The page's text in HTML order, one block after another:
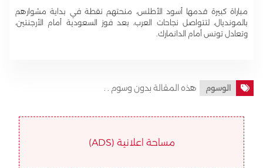
مباراة كبيرة قدمها أسود الأطلس، منحتهم نقطة في بداية مشوارهم
بالمونديال، لتتواصل نجاحات العرب، بعد فوز السعودية أمام الأرجنتين،
وتعادل تونس أمام الدانمارك.
الوسوم هذه المقالة بدون وسوم . .
مساحة اعلانية (ADS)